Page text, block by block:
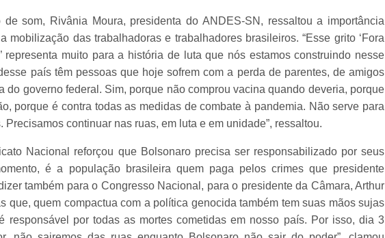
som, Rivânia Moura, presidenta do ANDES-SN, ressaltou a importância
mobilização das trabalhadoras e trabalhadores brasileiros. “Esse grito ‘Fora
representa muito para a história de luta que nós estamos construindo nesse
país têm pessoas que hoje sofrem com a perda de parentes, de amigos
do governo federal. Sim, porque não comprou vacina quando deveria, porque
porque é contra todas as medidas de combate à pandemia. Não serve para
Precisamos continuar nas ruas, em luta e em unidade”, ressaltou.
Nacional reforçou que Bolsonaro precisa ser responsabilizado por seus
é a população brasileira quem paga pelos crimes que presidente
também para o Congresso Nacional, para o presidente da Câmara, Arthur
que, quem compactua com a política genocida também tem suas mãos sujas
responsável por todas as mortes cometidas em nosso país. Por isso, dia 3